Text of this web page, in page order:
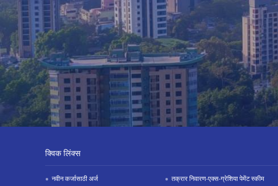
क्विक लिंक्स
नवीन कर्जासाठी अर्ज
तक्रार निवारण-एक्स-ग्रेशिया पेमेंट स्कीम